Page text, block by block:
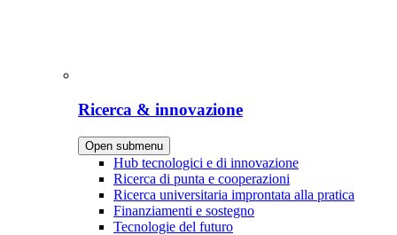
Ricerca & innovazione
Open submenu
Hub tecnologici e di innovazione
Ricerca di punta e cooperazioni
Ricerca universitaria improntata alla pratica
Finanziamenti e sostegno
Tecnologie del futuro